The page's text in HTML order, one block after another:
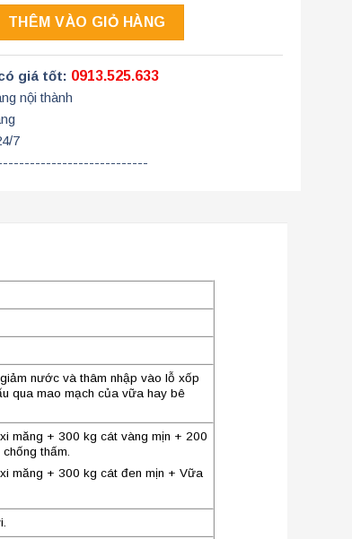
THÊM VÀO GIỎ HÀNG
giá tốt: 0913.525.633
nội thành
7
nước và thâm nhập vào lỗ xốp
qua mao mạch của vữa hay bê
măng + 300 kg cát vàng mịn + 200
thấm.
măng + 300 kg cát đen mịn + Vữa